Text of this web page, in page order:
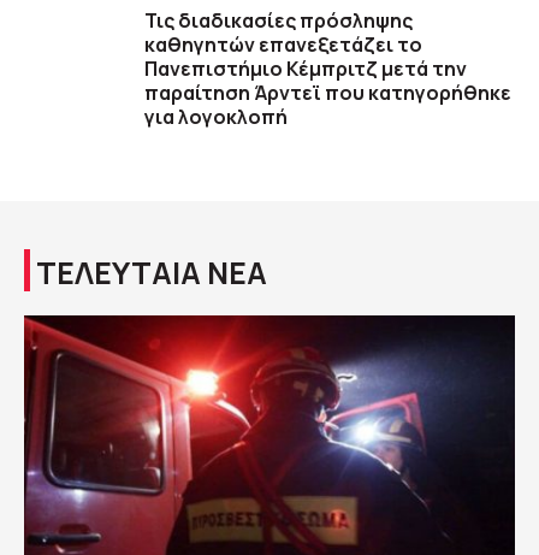
Τις διαδικασίες πρόσληψης
καθηγητών επανεξετάζει το
Πανεπιστήμιο Κέμπριτζ μετά την
παραίτηση Άρντεϊ που κατηγορήθηκε
για λογοκλοπή
ΤΕΛΕΥΤΑΙΑ ΝΕΑ